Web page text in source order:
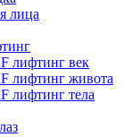
лица
лифтинг век
лифтинг живота
лифтинг тела